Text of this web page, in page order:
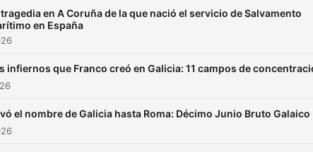
tragedia en A Coruña de la que nació el servicio de Salvamento
en España
infiernos que Franco creó en Galicia: 11 campos de
el nombre de Galicia hasta Roma: Décimo Junio Bruto Galaico